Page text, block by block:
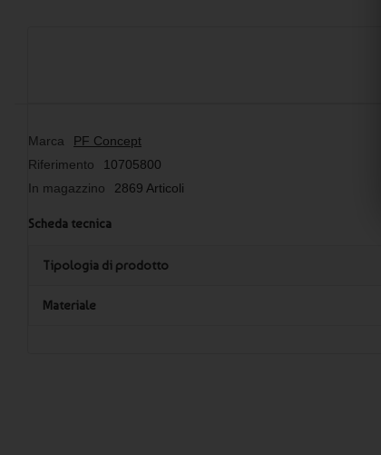
Marca
PF Concept
Riferimento
10705800
In magazzino
2869 Articoli
Scheda tecnica
Tipologia di prodotto
Materiale